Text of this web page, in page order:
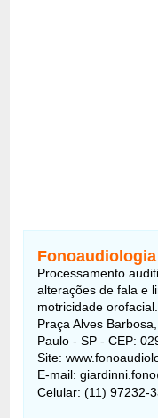
Processamento
alterações de fala e
motricidade
Praça Alves
Paulo - SP - CEP:
Site:
E-mail:
Celular: (11) 97232-